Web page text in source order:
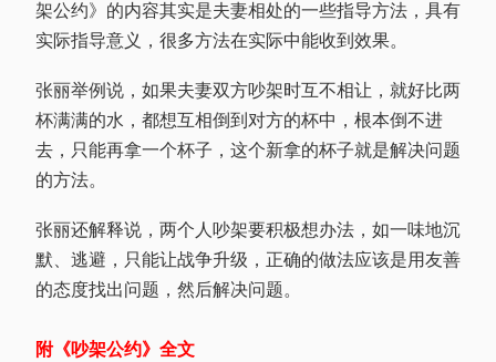
架公约》的内容其实是夫妻相处的一些指导方法，具有
实际指导意义，很多方法在实际中能收到效果。
张丽举例说，如果夫妻双方吵架时互不相让，就好比两
杯满满的水，都想互相倒到对方的杯中，根本倒不进
去，只能再拿一个杯子，这个新拿的杯子就是解决问题
的方法。
张丽还解释说，两个人吵架要积极想办法，如一味地沉
默、逃避，只能让战争升级，正确的做法应该是用友善
的态度找出问题，然后解决问题。
附《吵架公约》全文